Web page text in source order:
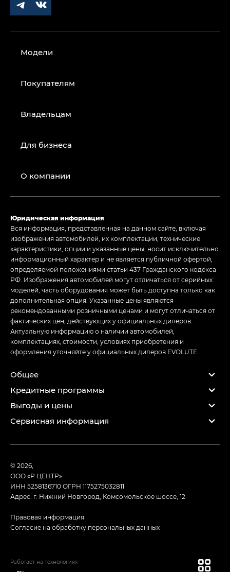
Модели
Покупателям
Владельцам
Для бизнеса
О компании
Юридическая информация
Вся информация, представленная на данном сайте, включая
изображения автомобилей, их комплектации, технические
характеристики, опции и указанные цены, носит исключительно
информационный характер и не является публичной офертой,
определяемой положениями статьи 437 Гражданского кодекса
РФ. Изображения автомобилей могут отличаться от серийных
моделей, часть оборудования может быть доступна только как
дополнительная опция. Указанные цены являются
рекомендованными розничными ценами и могут отличаться от
фактических цен, действующих у официальных дилеров.
Актуальную информацию о наличии автомобилей,
комплектациях, стоимости, условиях приобретения и
оформления уточняйте у официальных дилеров EVOLUTE.
Общее
Кредитные программы
Выгоды и цены
Сервисная информация
© 2026,
ООО «Р ЦЕНТР»
ИНН 5258136710ОГРН 1175275032811
Адрес: г. Нижний Новгород, Комсомольское шоссе, 12
Правовая информация
Согласие на обработку персональных данных
Работает на технологиях